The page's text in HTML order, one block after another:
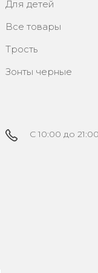
Для детей
Все товары
Трость
Зонты черные
C 10:00 до